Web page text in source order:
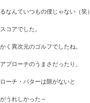
んていつもの僕じゃない（笑）
コアでした。
く異次元のゴルフでしたね。
プローチのうまさだったり。
ーチ・パターは隙がないと
うれしかった～